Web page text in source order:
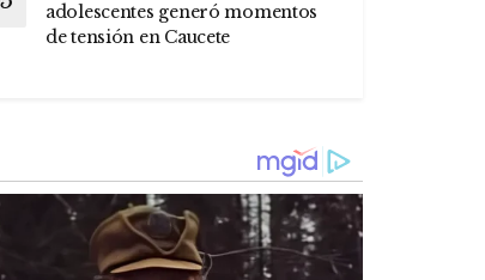
adolescentes generó momentos
de tensión en Caucete